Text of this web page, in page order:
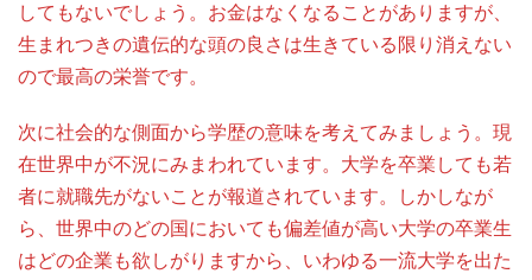
してもないでしょう。お金はなくなることがありますが、
生まれつきの遺伝的な頭の良さは生きている限り消えない
ので最高の栄誉です。
次に社会的な側面から学歴の意味を考えてみましょう。現
在世界中が不況にみまわれています。大学を卒業しても若
者に就職先がないことが報道されています。しかしなが
ら、世界中のどの国においても偏差値が高い大学の卒業生
はどの企業も欲しがりますから、いわゆる一流大学を出た